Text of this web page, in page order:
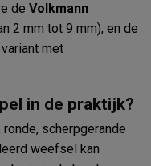
de Volkmann
2 mm tot 9 mm), en de
met
in de praktijk?
scherpgerande
weefsel kan